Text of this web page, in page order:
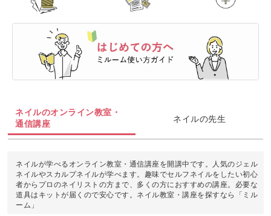
リボン刺繍
ビーズ刺繍
フランス刺繍
ソウタシエ
パステルアート
色鉛筆
水彩画
日本画
ネイルケア
ジェルネイル
レジンアクセサリー
ワイヤーアクセサリー
ビーズアクセサリー
マーブルキャンドル
スイーツキャンドル
ソイキャンドル
ジェルキャンドル
ボタニカルキャンドル
韓国キャンドル
アロマキャンドル
レタリング
ポーセラーツ
トールペイント
ペン字
筆文字
ペーパーアート
ラッピング
カルトナージュ
石鹸作り
カービング
水引
ライフスタイル
すべて
多肉植物
占い
金継ぎ
すべて
ダンス
ピラティス
ヨガ
クッキング
すべて
アイシングクッキー
パン
洋菓子
ビジネス
すべて
マネー
ブランディング
EC・集客
カメラ・写真
カメラその他
カメラ基礎
ネイルのオンライン教室・
通信講座
ネイルの先生
ネイルが学べるオンライン教室・通信講座を開講中です。人気のジェル
ネイルやスカルプネイルが学べます。趣味でセルフネイルをしたい初心
者からプロのネイリストの方まで、多くの方におすすめの講座。必要な
道具はキットが届くので安心です。ネイル教室・講座を探すなら「ミル
ーム」